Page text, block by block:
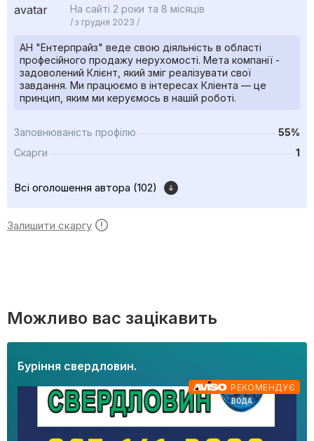
На сайті 2 роки та 8 місяців
/ з грудня 2023 /
АН "Ентерпрайз" веде свою діяльність в області
професійного продажу нерухомості. Мета компанії -
задоволений Клієнт, який зміг реалізувати свої
завдання. Ми працюємо в інтересах Кліента — це
принцип, яким ми керуємось в нашій роботі.
Заповнюваність профілю
55%
Скарги
1
Всі оголошення автора (102)
Залишити скаргу
Можливо вас зацікавить
Буріння свердловин.
РЕКОМЕНДУЄ